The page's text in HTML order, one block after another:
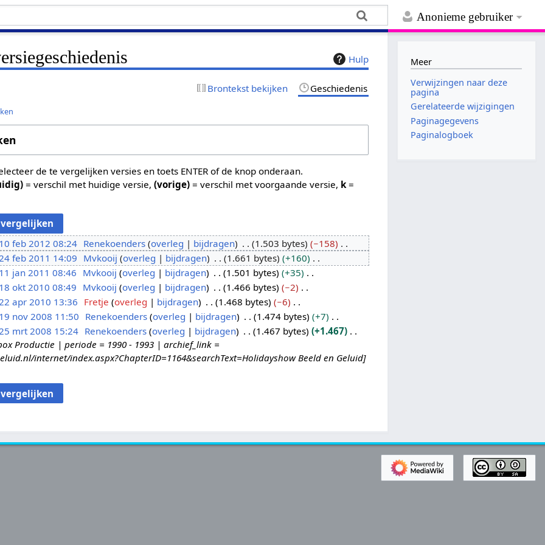
Anonieme gebruiker
Hulp
Brontekst bekijken Geschiedenis
de te vergelijken versies en toets ENTER of de knop onderaan.
= verschil met huidige versie,(vorige) = verschil met voorgaande versie, k =
10 feb 2012 08:24 Renekoenders overleg bijdragen 1.503 bytes
−158
feb 2011 14:09 Mvkooij overleg bijdragen 1.661 bytes
+160
11 jan 2011 08:46 Mvkooij overleg bijdragen 1.501 bytes
+35
18 okt 2010 08:49 Mvkooij overleg bijdragen 1.466 bytes
−2
apr 2010 13:36 Fretje overleg bijdragen 1.468 bytes
−6
19 nov 2008 11:50 Renekoenders overleg bijdragen 1.474 bytes
+7
mrt 2008 15:24 Renekoenders overleg bijdragen 1.467 bytes
+1.467
Productie | periode = 1990 - 1993 | archief_link =
internet/index.aspx?ChapterID=1164&searchText=Holidayshow Beeld en Geluid]
Meer
Verwijzingen naar deze
pagina
Gerelateerde wijzigingen
Paginagegevens
Paginalogboek